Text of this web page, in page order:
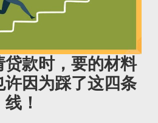
款时，要的材料
许因为踩了这四条
线！